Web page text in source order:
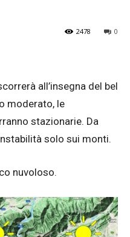
0
2478
all’insegna del bel
moderato, le
stazionarie. Da
solo sui monti.
nuvoloso.